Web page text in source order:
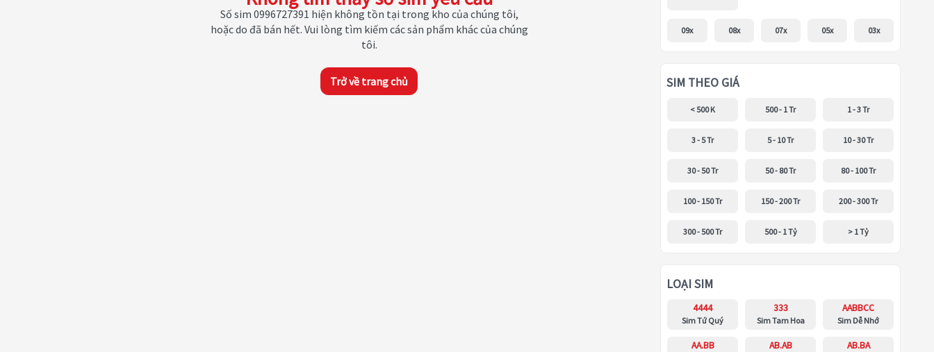
Số sim 0996727391 hiện không tồn tại trong kho của chúng tôi,
hoặc do đã bán hết. Vui lòng tìm kiếm các sản phẩm khác của chúng
tôi.
Trở về trang chủ
09x 08x 07x 05x 03x
SIM THEO GIÁ
< 500 K 500 - 1 Tr 1 - 3 Tr
3 - 5 Tr 5 - 10 Tr 10 - 30 Tr
30 - 50 Tr 50 - 80 Tr 80 - 100 Tr
100 - 150 Tr 150 - 200 Tr 200 - 300 Tr
300 - 500 Tr 500 - 1 Tỷ > 1 Tỷ
LOẠI SIM
4444
Sim Tứ Quý
333
Sim Tam Hoa
AABBCC
Sim Dễ Nhớ
AA.BB AB.AB AB.BA